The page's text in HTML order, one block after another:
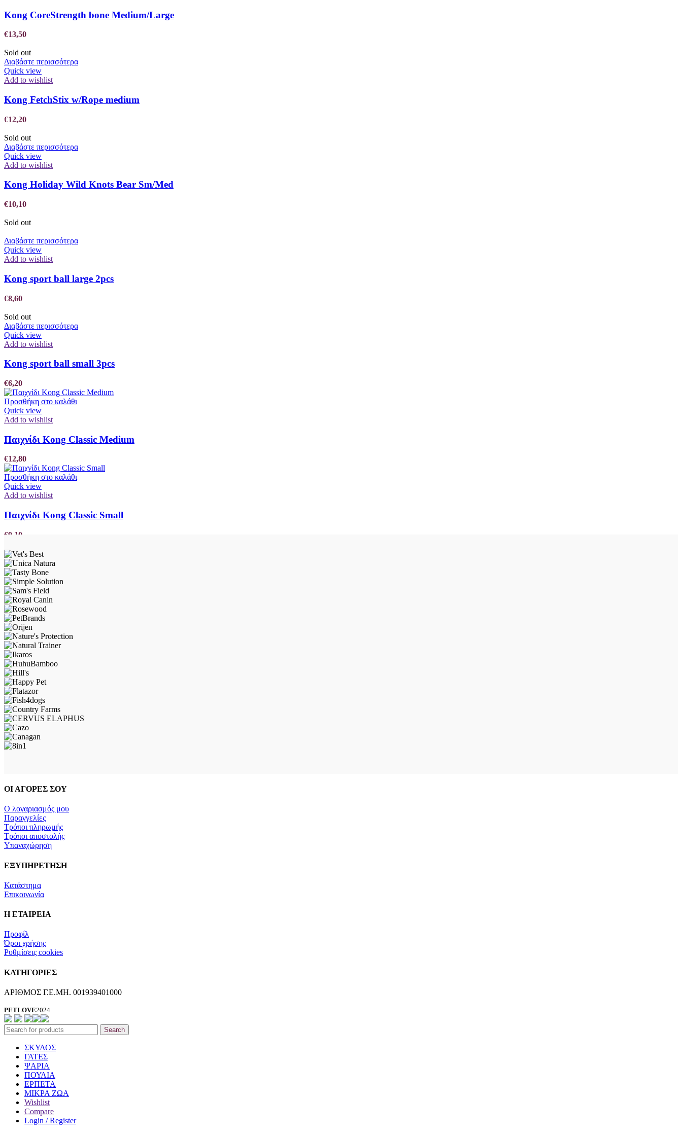
Kong CoreStrength bone Medium/Large
€13,50
Sold out
Διαβάστε περισσότερα
Quick view
Add to wishlist
Kong FetchStix w/Rope medium
€12,20
Sold out
Διαβάστε περισσότερα
Quick view
Add to wishlist
Kong Holiday Wild Knots Bear Sm/Med
€10,10
Sold out
Διαβάστε περισσότερα
Quick view
Add to wishlist
Kong sport ball large 2pcs
€8,60
Sold out
Διαβάστε περισσότερα
Quick view
Add to wishlist
Kong sport ball small 3pcs
€6,20
Προσθήκη στο καλάθι
Quick view
Add to wishlist
Παιχνίδι Kong Classic Medium
€12,80
Προσθήκη στο καλάθι
Quick view
Add to wishlist
Παιχνίδι Kong Classic Small
€9,10
ΟΙ ΑΓΟΡΕΣ ΣΟΥ
Ο λογαριασμός μου
Παραγγελίες
Τρόποι πληρωμής
Τρόποι αποστολής
Υπαναχώρηση
ΕΞΥΠΗΡΕΤΗΣΗ
Κατάστημα
Επικοινωνία
Η ΕΤΑΙΡΕΙΑ
Προφίλ
Όροι χρήσης
Ρυθμίσεις cookies
ΚΑΤΗΓΟΡΙΕΣ
ΑΡΙΘΜΟΣ Γ.Ε.ΜΗ. 001939401000
PETLOVE2024
Search
ΣΚΥΛΟΣ
ΓΑΤΕΣ
ΨΑΡΙΑ
ΠΟΥΛΙΑ
ΕΡΠΕΤΑ
ΜΙΚΡΑ ΖΩΑ
Wishlist
Compare
Login / Register